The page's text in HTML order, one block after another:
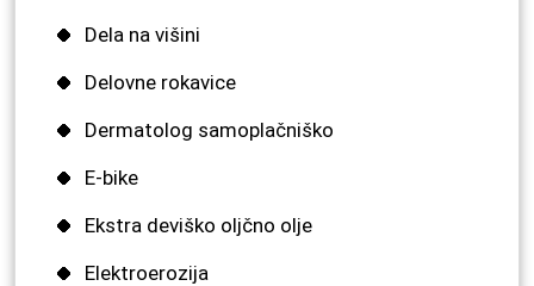
Dela na višini
Delovne rokavice
Dermatolog samoplačniško
E-bike
Ekstra deviško oljčno olje
Elektroerozija